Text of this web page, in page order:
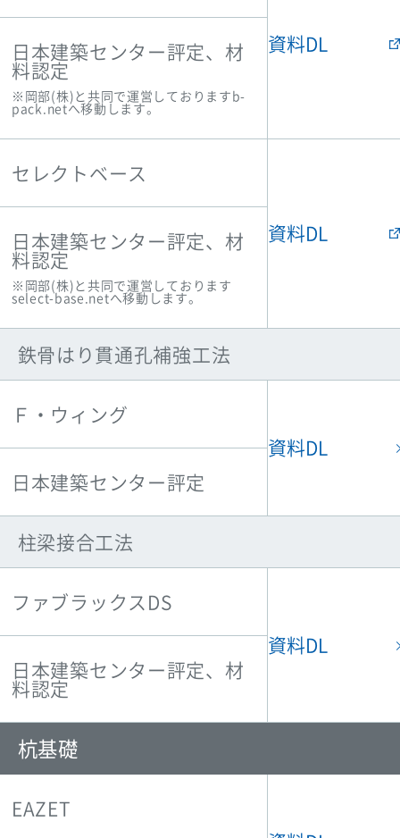
日本建築センター評定、材
料認定
※岡部(株)と共同で運営しておりますb-
pack.netへ移動します。
資料DL
セレクトベース
日本建築センター評定、材
料認定
※岡部(株)と共同で運営しております
select-base.netへ移動します。
資料DL
鉄骨はり貫通孔補強工法
Ｆ・ウィング
日本建築センター評定
資料DL
柱梁接合工法
ファブラックスDS
日本建築センター評定、材
料認定
資料DL
杭基礎
EAZET